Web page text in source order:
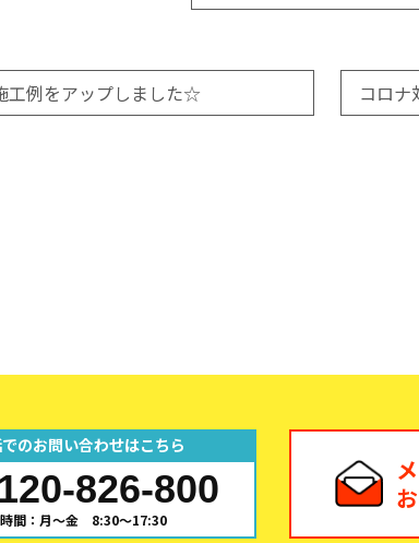
工例をアップしました☆
のお問い合わせはこちら
826-800
間：月～金 8:30～17:30